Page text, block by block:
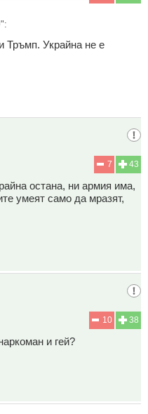
Тръмп. Украйна не е
43
7
остана, ни армия има,
умеят само да мразят,
38
10
и гей?